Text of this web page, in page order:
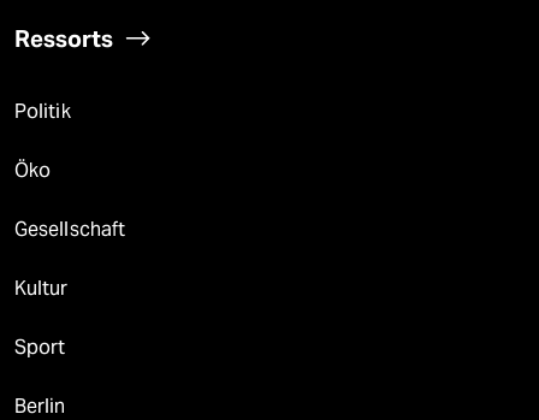
Ressorts
Politik
Öko
Gesellschaft
Kultur
Sport
Berlin